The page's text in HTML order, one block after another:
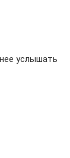
услышать